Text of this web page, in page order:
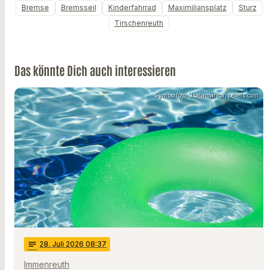
Bremse Bremsseil Kinderfahrrad Maximiliansplatz
Sturz
Tirschenreuth
Das könnte Dich auch interessieren
Symbolfoto: Jsalamanca, pexels.com
notes 28. Juli 2026 08:37
Immenreuth